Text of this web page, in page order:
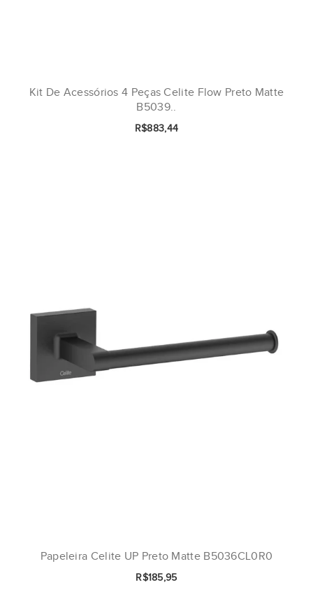
Kit De Acessórios 4 Peças Celite Flow Preto Matte
B5039..
R$883,44
Papeleira Celite UP Preto Matte B5036CL0R0
R$185,95